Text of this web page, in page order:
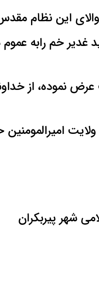
این نظام
غدیر خم رابه
نموده، از
ولایت
شهر پیربکران